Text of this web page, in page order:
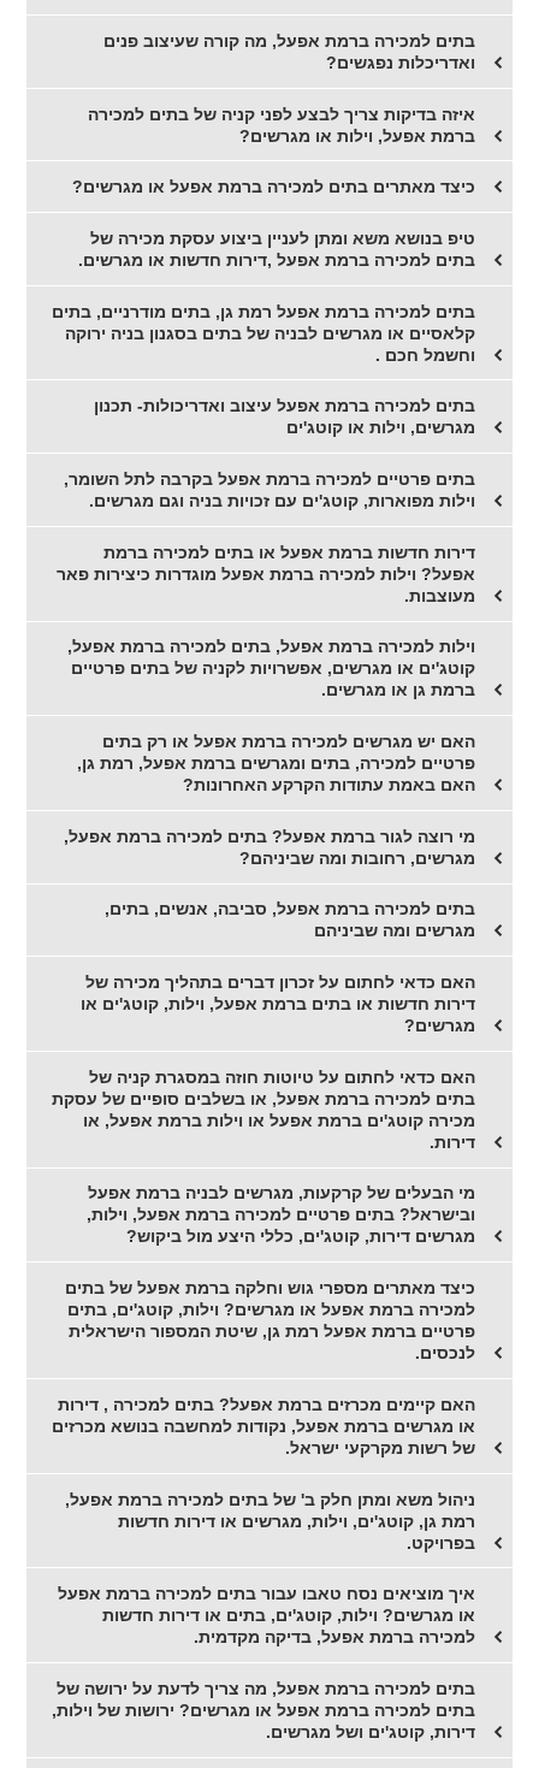
בתים למכירה ברמת אפעל, מה קורה שעיצוב פנים
ואדריכלות נפגשים?
איזה בדיקות צריך לבצע לפני קניה של בתים למכירה
ברמת אפעל, וילות או מגרשים?
כיצד מאתרים בתים למכירה ברמת אפעל או מגרשים?
טיפ בנושא משא ומתן לעניין ביצוע עסקת מכירה של
בתים למכירה ברמת אפעל ,דירות חדשות או מגרשים.
בתים למכירה ברמת אפעל רמת גן, בתים מודרניים, בתים
קלאסיים או מגרשים לבניה של בתים בסגנון בניה ירוקה
וחשמל חכם .
בתים למכירה ברמת אפעל עיצוב ואדריכולות- תכנון
מגרשים, וילות או קוטג'ים
בתים פרטיים למכירה ברמת אפעל בקרבה לתל השומר,
וילות מפוארות, קוטג'ים עם זכויות בניה וגם מגרשים.
דירות חדשות ברמת אפעל או בתים למכירה ברמת
אפעל? וילות למכירה ברמת אפעל מוגדרות כיצירות פאר
מעוצבות.
וילות למכירה ברמת אפעל, בתים למכירה ברמת אפעל,
קוטג'ים או מגרשים, אפשרויות לקניה של בתים פרטיים
ברמת גן או מגרשים.
האם יש מגרשים למכירה ברמת אפעל או רק בתים
פרטיים למכירה, בתים ומגרשים ברמת אפעל, רמת גן,
האם באמת עתודות הקרקע האחרונות?
מי רוצה לגור ברמת אפעל? בתים למכירה ברמת אפעל,
מגרשים, רחובות ומה שביניהם?
בתים למכירה ברמת אפעל, סביבה, אנשים, בתים,
מגרשים ומה שביניהם
האם כדאי לחתום על זכרון דברים בתהליך מכירה של
דירות חדשות או בתים ברמת אפעל, וילות, קוטג'ים או
מגרשים?
האם כדאי לחתום על טיוטות חוזה במסגרת קניה של
בתים למכירה ברמת אפעל, או בשלבים סופיים של עסקת
מכירה קוטג'ים ברמת אפעל או וילות ברמת אפעל, או
דירות.
מי הבעלים של קרקעות, מגרשים לבניה ברמת אפעל
ובישראל? בתים פרטיים למכירה ברמת אפעל, וילות,
מגרשים דירות, קוטג'ים, כללי היצע מול ביקוש?
כיצד מאתרים מספרי גוש וחלקה ברמת אפעל של בתים
למכירה ברמת אפעל או מגרשים? וילות, קוטג'ים, בתים
פרטיים ברמת אפעל רמת גן, שיטת המספור הישראלית
לנכסים.
האם קיימים מכרזים ברמת אפעל? בתים למכירה , דירות
או מגרשים ברמת אפעל, נקודות למחשבה בנושא מכרזים
של רשות מקרקעי ישראל.
ניהול משא ומתן חלק ב' של בתים למכירה ברמת אפעל,
רמת גן, קוטג'ים, וילות, מגרשים או דירות חדשות
בפרויקט.
איך מוציאים נסח טאבו עבור בתים למכירה ברמת אפעל
או מגרשים? וילות, קוטג'ים, בתים או דירות חדשות
למכירה ברמת אפעל, בדיקה מקדמית.
בתים למכירה ברמת אפעל, מה צריך לדעת על ירושה של
בתים למכירה ברמת אפעל או מגרשים? ירושות של וילות,
דירות, קוטג'ים ושל מגרשים.